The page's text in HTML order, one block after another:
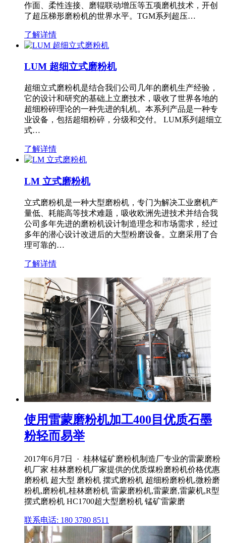
作面、柔性连接、磨辊联动增压等五项磨机技术，开创
了超压梯形磨粉机的世界水平。TGM系列超压…
了解详情
LUM 超细立式磨粉机
超细立式磨粉机是结合我们公司几年的磨机生产经验，
它的设计和研究的基础上立磨技术，吸收了世界各地的
超细粉碎理论的一种先进的轧机。本系列产品是一种专
业设备，包括超细粉碎，分级和交付。 LUM系列超细立
式…
了解详情
LM 立式磨粉机
立式磨粉机是一种大型磨粉机，专门为解决工业磨机产
量低、耗能高等技术难题，吸收欧洲先进技术并结合我
公司多年先进的磨粉机设计制造理念和市场需求，经过
多年的潜心设计改进后的大型粉磨设备。立磨采用了合
理可靠的…
了解详情
使用雷蒙磨粉机加工400目优质石墨
粉轻而易举
2017年6月7日 · 桂林锰矿磨粉机制造厂专业的雷蒙磨粉
机厂家 桂林磨粉机厂家提供的优质煤粉磨粉机价格优惠
磨粉机 超大型 磨粉机 摆式磨粉机 超细粉磨粉机,微粉磨
粉机,磨粉机,桂林磨粉机 雷蒙磨粉机,雷蒙磨,雷蒙机,R型
摆式磨粉机 HC1700超大型磨粉机 锰矿雷蒙磨
联系电话: 180 3780 8511